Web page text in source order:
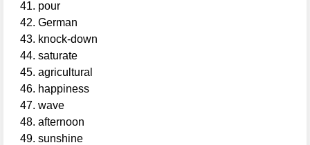
pour
German
knock-down
saturate
agricultural
happiness
wave
afternoon
sunshine